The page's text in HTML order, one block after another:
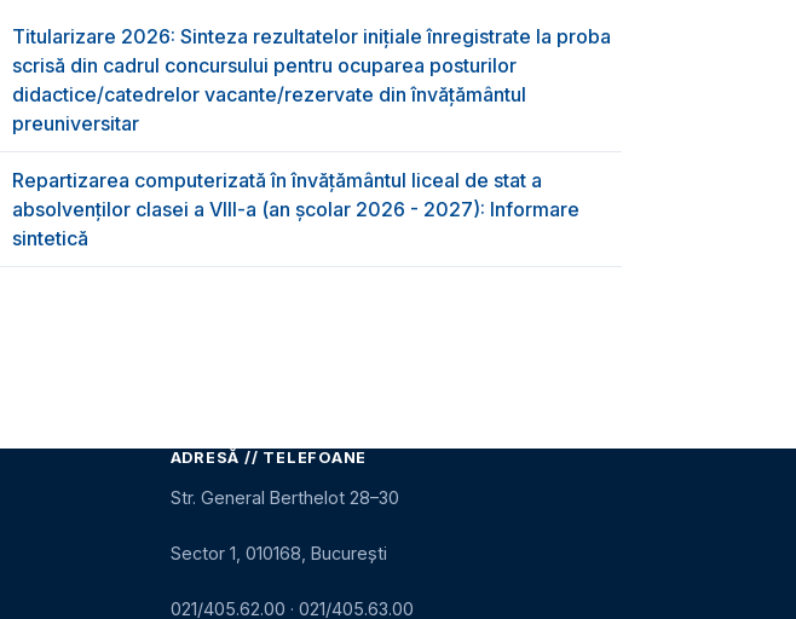
Titularizare 2026: Sinteza rezultatelor inițiale înregistrate la proba
scrisă din cadrul concursului pentru ocuparea posturilor
didactice/catedrelor vacante/rezervate din învăţământul
preuniversitar
Repartizarea computerizată în învăţământul liceal de stat a
absolvenţilor clasei a VIII-a (an școlar 2026 - 2027): Informare
sintetică
ADRESĂ // TELEFOANE
Str. General Berthelot 28–30
Sector 1, 010168, București
021/405.62.00 · 021/405.63.00